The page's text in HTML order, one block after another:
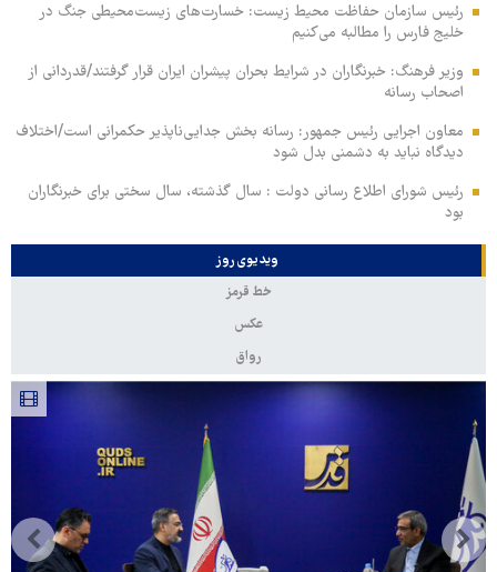
رئیس سازمان حفاظت محیط زیست: خسارت‌های زیست‌محیطی جنگ در
خلیج فارس را مطالبه‌ می‌کنیم
وزیر فرهنگ: خبرنگاران در شرایط بحران پیشران ایران قرار گرفتند/قدردانی از
اصحاب رسانه
معاون اجرایی رئیس جمهور: رسانه بخش جدایی‌ناپذیر حکمرانی است/اختلاف
دیدگاه نباید به دشمنی بدل شود
رئیس شورای اطلاع رسانی دولت : سال گذشته، سال سختی برای خبرنگاران
بود
ویدیوی روز
خط قرمز
عکس
رواق